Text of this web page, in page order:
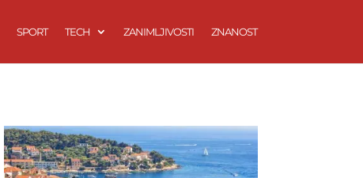
SPORT TECH ZANIMLJIVOSTI ZNANOST